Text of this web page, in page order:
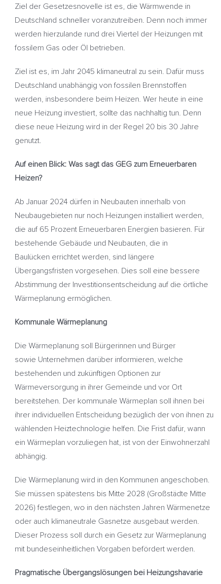
Ziel der Gesetzesnovelle ist es, die Wärmwende in
Deutschland schneller voranzutreiben. Denn noch immer
werden hierzulande rund drei Viertel der Heizungen mit
fossilem Gas oder Öl betrieben.
Ziel ist es, im Jahr 2045 klimaneutral zu sein. Dafür muss
Deutschland unabhängig von fossilen Brennstoffen
werden, insbesondere beim Heizen. Wer heute in eine
neue Heizung investiert, sollte das nachhaltig tun. Denn
diese neue Heizung wird in der Regel 20 bis 30 Jahre
genutzt.
Auf einen Blick: Was sagt das GEG zum Erneuerbaren
Heizen?
Ab Januar 2024 dürfen in Neubauten innerhalb von
Neubaugebieten nur noch Heizungen installiert werden,
die auf 65 Prozent Erneuerbaren Energien basieren. Für
bestehende Gebäude und Neubauten, die in
Baulücken errichtet werden, sind längere
Übergangsfristen vorgesehen. Dies soll eine bessere
Abstimmung der Investitionsentscheidung auf die örtliche
Wärmeplanung ermöglichen.
Kommunale Wärmeplanung
Die Wärmeplanung soll Bürgerinnen und Bürger
sowie Unternehmen darüber informieren, welche
bestehenden und zukünftigen Optionen zur
Wärmeversorgung in ihrer Gemeinde und vor Ort
bereitstehen. Der kommunale Wärmeplan soll ihnen bei
ihrer individuellen Entscheidung bezüglich der von ihnen zu
wählenden Heiztechnologie helfen. Die Frist dafür, wann
ein Wärmeplan vorzuliegen hat, ist von der Einwohnerzahl
abhängig.
Die Wärmeplanung wird in den Kommunen angeschoben.
Sie müssen spätestens bis Mitte 2028 (Großstädte Mitte
2026) festlegen, wo in den nächsten Jahren Wärmenetze
oder auch klimaneutrale Gasnetze ausgebaut werden.
Dieser Prozess soll durch ein Gesetz zur Wärmeplanung
mit bundeseinheitlichen Vorgaben befördert werden.
Pragmatische Übergangslösungen bei Heizungshavarie